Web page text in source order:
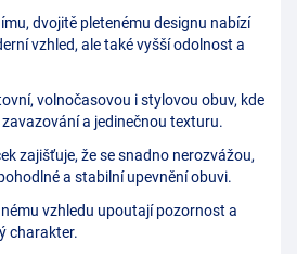
dvojitě pletenému designu nabízí
vzhled, ale také vyšší odolnost a
volnočasovou i stylovou obuv, kde
a jedinečnou texturu.
zajišťuje, že se snadno nerozvážou,
a stabilní upevnění obuvi.
vzhledu upoutají pozornost a
charakter.